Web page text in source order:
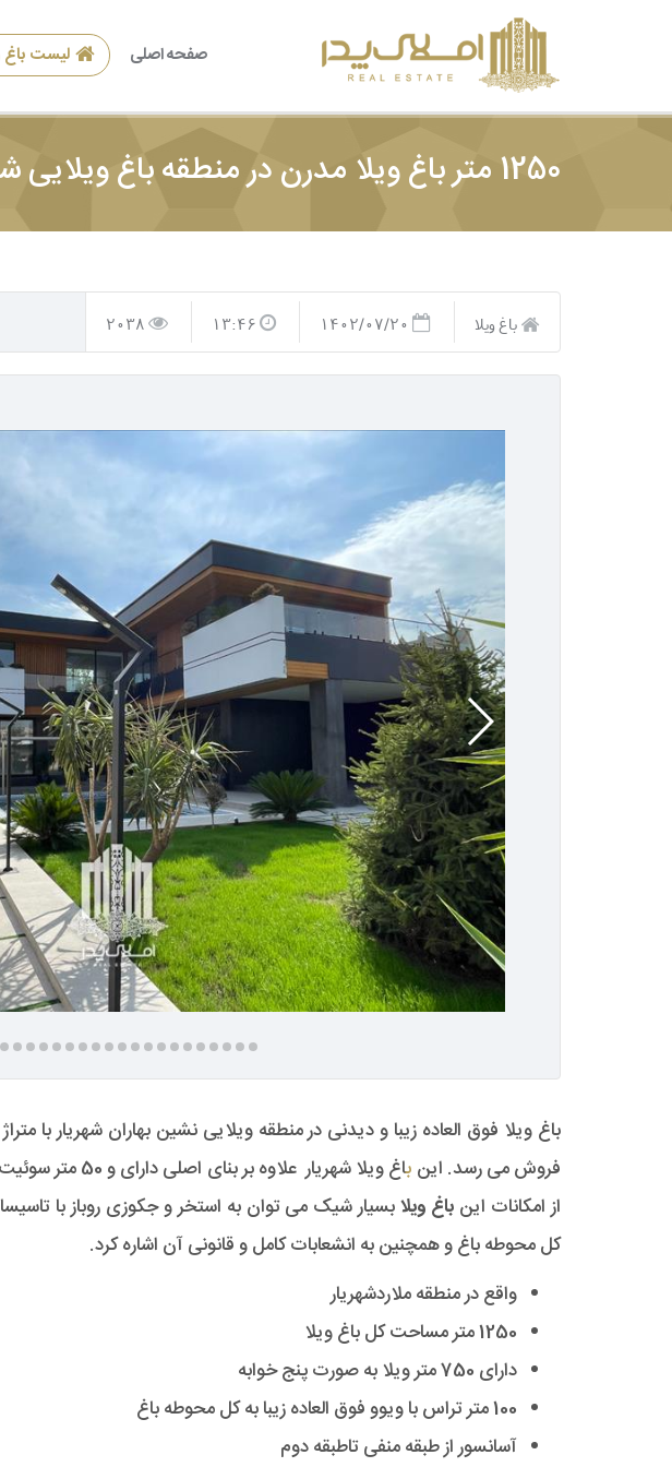
صفحه اصلی لیست باغ
1250 متر باغ ویلا مدرن در منطقه باغ ویلایی شهریار
باغ ویلا
فروش می رسد. این ب
اغ ویلا شهریار
از امکانات این باغ ویلابسیار شیک می توان به استخر و جکوزی روباز با
کل محوطه باغ و همچنین به انشعابات کامل و قانونی آن اشاره کرد.
واقع در منطقه ملاردشهریار
1250 متر مساحت کل باغ ویلا
دارای 750 متر ویلا به صورت پنج خوابه
100 متر تراس با ویوو فوق العاده زیبا به کل محوطه باغ
آسانسور از طبقه منفی تاطبقه دوم